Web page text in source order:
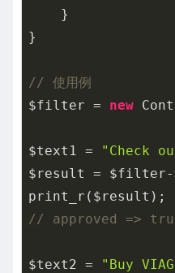
    }
}
// 使用例
$filter = new
$text1 = "Check
$result =
// approved =>
$text2 =
"Buy